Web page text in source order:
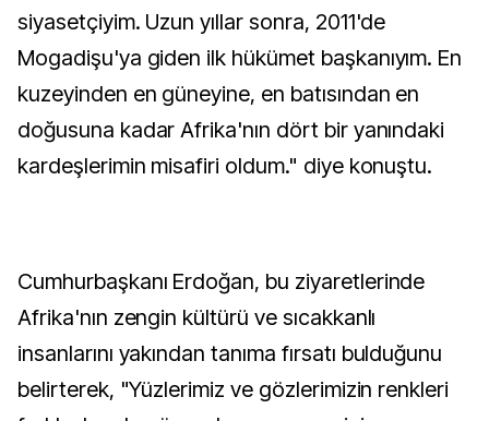
siyasetçiyim. Uzun yıllar sonra, 2011'de
Mogadişu'ya giden ilk hükümet başkanıyım. En
kuzeyinden en güneyine, en batısından en
doğusuna kadar Afrika'nın dört bir yanındaki
kardeşlerimin misafiri oldum." diye konuştu.
Cumhurbaşkanı Erdoğan, bu ziyaretlerinde
Afrika'nın zengin kültürü ve sıcakkanlı
insanlarını yakından tanıma fırsatı bulduğunu
belirterek, "Yüzlerimiz ve gözlerimizin renkleri